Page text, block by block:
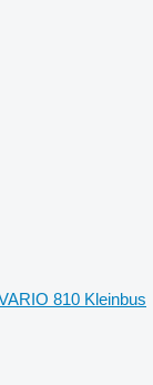
810 Kleinbus